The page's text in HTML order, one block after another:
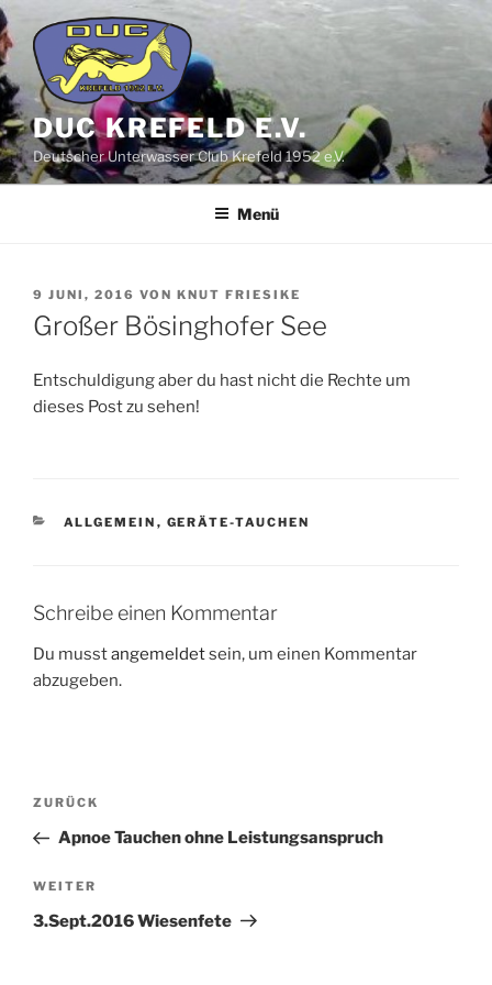
Zum
Inhalt
springen
DUC KREFELD E.V.
Deutscher Unterwasser Club Krefeld 1952 e.V.
Menü
VERÖFFENTLICHT
AM
9 JUNI, 2016 VON KNUT FRIESIKE
Großer Bösinghofer See
Entschuldigung aber du hast nicht die Rechte um
dieses Post zu sehen!
KATEGORIEN
ALLGEMEIN , GERÄTE-TAUCHEN
Schreibe einen Kommentar
Du musstangemeldetsein, um einen Kommentar
abzugeben.
Beitragsnavigation
Vorheriger
Beitrag
ZURÜCK
Apnoe Tauchen ohne Leistungsanspruch
Nächster
Beitrag
WEITER
3.Sept.2016 Wiesenfete